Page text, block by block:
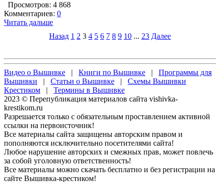
Просмотров: 4 868
Комментариев: 0
Читать дальше
Назад 1 2 3 4 5 6 7 8 9 10 ... 23 Далее
Видео о Вышивке | Книги по Вышивке | Программы для
Вышивки | Статьи о Вышивке | Схемы Вышивки
Крестиком | Термины в Вышивке
2023 © Перепубликация материалов сайта vishivka-
krestikom.ru
Разрешается только с обязательным проставлением активной
ссылки на первоисточник!
Все материалы сайта защищены авторским правом и
пополняются исключительно посетителями сайта!
Любое нарушение авторских и смежных прав, может повлечь
за собой уголовную ответственность!
Все материалы можно скачать бесплатно и без регистрации на
сайте Вышивка-крестиком!